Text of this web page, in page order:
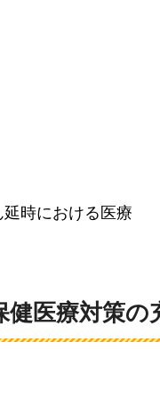
時における医療
健医療対策の